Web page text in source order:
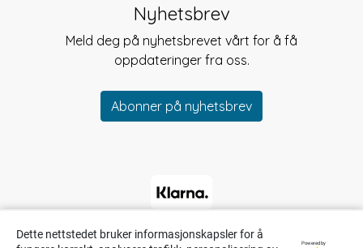
Nyhetsbrev
Meld deg på nyhetsbrevet vårt for å få
oppdateringer fra oss.
Abonner på nyhetsbrev
Dette nettstedet bruker informasjonskapsler for å
Powered by